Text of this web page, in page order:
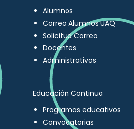
Alumnos
Correo Alumnos UAQ
Solicitud Correo
Docentes
Administrativos
Educación Continua
Programas educativos
Convocatorias